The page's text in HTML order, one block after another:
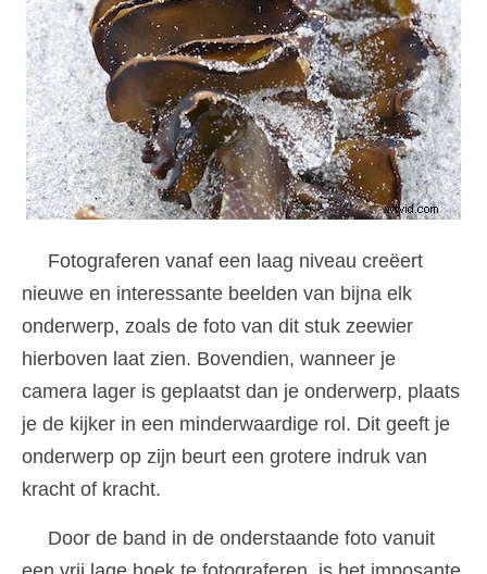
Fotograferen vanaf een laag niveau creëert
nieuwe en interessante beelden van bijna elk
onderwerp, zoals de foto van dit stuk zeewier
hierboven laat zien. Bovendien, wanneer je
camera lager is geplaatst dan je onderwerp, plaats
je de kijker in een minderwaardige rol. Dit geeft je
onderwerp op zijn beurt een grotere indruk van
kracht of kracht.
Door de band in de onderstaande foto vanuit